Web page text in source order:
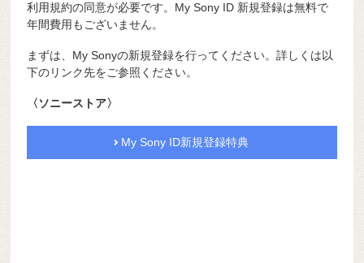
利用規約の同意が必要です。My Sony ID 新規登録は無料で
年間費用もございません。
まずは、My Sonyの新規登録を行ってください。詳しくは以
下のリンク先をご参照ください。
〈ソニーストア〉
My Sony ID新規登録特典